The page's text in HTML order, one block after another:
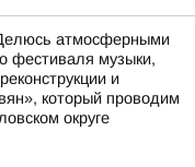
атмосферными
фестиваля музыки,
и
который проводим
округе